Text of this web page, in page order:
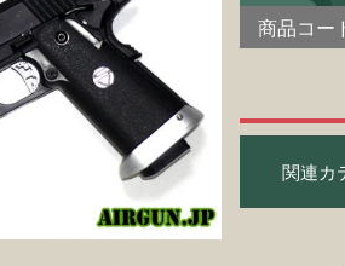
商品コー
関連カ